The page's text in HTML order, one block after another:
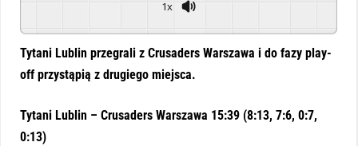
1x
Tytani Lublin przegrali z Crusaders Warszawa i do fazy play-
off przystąpią z drugiego miejsca.
Tytani Lublin – Crusaders Warszawa 15:39 (8:13, 7:6, 0:7,
0:13)